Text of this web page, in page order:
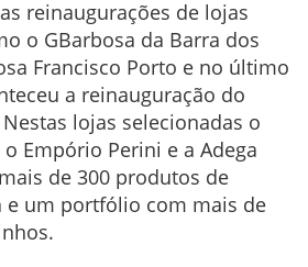
reinaugurações de lojas
o GBarbosa da Barra dos
Francisco Porto e no último
a reinauguração do
lojas selecionadas o
Empório Perini e a Adega
de 300 produtos de
e um portfólio com mais de